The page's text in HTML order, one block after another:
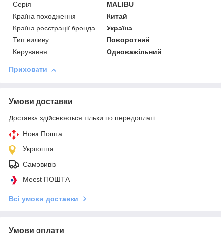
Серія
MALIBU
Країна походження
Китай
Країна реєстрації бренда
Україна
Тип виливу
Поворотний
Керування
Одноважільний
Приховати
Умови доставки
Доставка здійснюється тільки по передоплаті.
Нова Пошта
Укрпошта
Самовивіз
Meest ПОШТА
Всі умови доставки
Умови оплати